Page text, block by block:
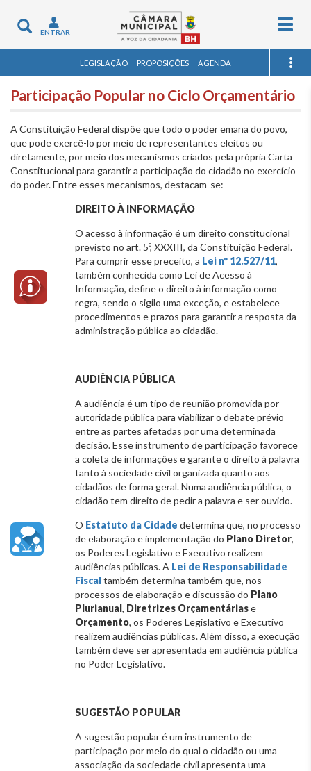
Toggle
navigation
ENTRAR
LEGISLAÇÃO PROPOSIÇÕES AGENDA
Participação Popular no Ciclo Orçamentário
A Constituição Federal dispõe que todo o poder emana do povo,
que pode exercê-lo por meio de representantes eleitos ou
diretamente, por meio dos mecanismos criados pela própria Carta
Constitucional para garantir a participação do cidadão no exercício
do poder. Entre esses mecanismos, destacam-se:
DIREITO À INFORMAÇÃO
O acesso à informação é um direito constitucional
previsto no art. 5º, XXXIII, da Constituição Federal.
Para cumprir esse preceito, a Lei nº 12.527/11,
também conhecida como Lei de Acesso à
Informação, define o direito à informação como
regra, sendo o sigilo uma exceção, e estabelece
procedimentos e prazos para garantir a resposta da
administração pública ao cidadão.
AUDIÊNCIA PÚBLICA
A audiência é um tipo de reunião promovida por
autoridade pública para viabilizar o debate prévio
entre as partes afetadas por uma determinada
decisão. Esse instrumento de participação favorece
a coleta de informações e garante o direito à palavra
tanto à sociedade civil organizada quanto aos
cidadãos de forma geral. Numa audiência pública, o
cidadão tem direito de pedir a palavra e ser ouvido.
O Estatuto da Cidade determina que, no processo
de elaboração e implementação do Plano Diretor,
os Poderes Legislativo e Executivo realizem
audiências públicas. A Lei de Responsabilidade
Fiscaltambém determina também que, nos
processos de elaboração e discussão do Plano
Plurianual, Diretrizes Orçamentáriase
Orçamento, os Poderes Legislativo e Executivo
realizem audiências públicas. Além disso, a execução
também deve ser apresentada em audiência pública
no Poder Legislativo.
SUGESTÃO POPULAR
A sugestão popular é um instrumento de
participação por meio do qual o cidadão ou uma
associação da sociedade civil apresenta uma